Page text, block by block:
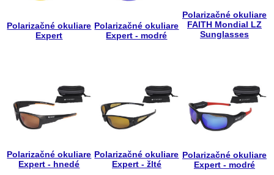
Polarizačné okuliare
Expert
Polarizačné okuliare
Expert - modré
Polarizačné okuliare
FAITH Mondial LZ
Sunglasses
Polarizačné okuliare
Expert - hnedé
Polarizačné okuliare
Expert - žlté
Polarizačné okuliare
Expert - modré